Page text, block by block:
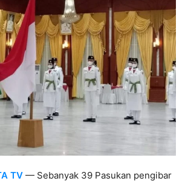
TV — Sebanyak 39 Pasukan pengibar